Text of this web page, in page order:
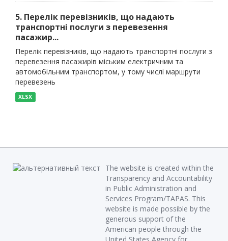
5. Перелік перевізників, що надають
транспортні послуги з перевезення
пасажир...
Перелік перевізників, що надають транспортні послуги з
перевезення пасажирів міським електричним та
автомобільним транспортом, у тому числі маршрути
перевезень
XLSX
The website is created within the
Transparency and Accountability
in Public Administration and
Services Program/TAPAS. This
website is made possible by the
generous support of the
American people through the